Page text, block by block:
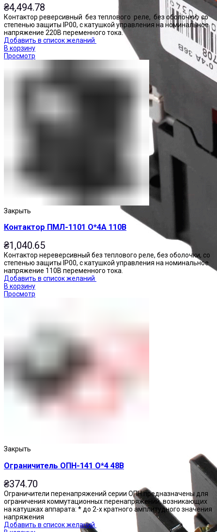
₴4,494.78
Контактор реверсивный без теплового реле, без оболочки, со
степенью защиты IP00, с катушкой управления на номинальное
напряжение 220В переменного тока.
Добавить в список желаний
В корзину
Просмотр
Закрыть
Контактор ПМЛ-1101 О*4А 110В
₴1,040.65
Контактор нереверсивный без теплового реле, без оболочки, со
степенью защиты IP00, с катушкой управления на номинальное
напряжение 110В переменного тока.
Добавить в список желаний
В корзину
Просмотр
Закрыть
Ограничитель ОПН-141 О*4 48В
₴374.70
Ограничители перенапряжений серии ОПН предназначены для
ограничения коммутационных перенапряжений, возникающих
на катушках аппарата: * до 2-х кратного амплитудного значения
напряжения
Добавить в список желаний